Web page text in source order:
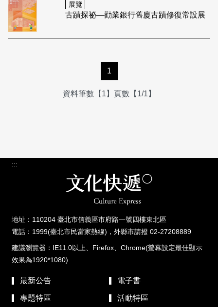
展覽
古蹟探祕—勸業銀行舊廈古蹟修復常設展
1
資料筆數【1】頁數【1/1】
:::
地址：110204 臺北市信義區市府路一號四樓東北區
電話：1999(臺北市民當家熱線)，外縣市請撥 02-27208889
建議瀏覽器：IE11.0以上、Firefox、Chrome(螢幕設定最佳顯示
效果為1920*1080)
最新公告 電子書
專題特區 活動特區